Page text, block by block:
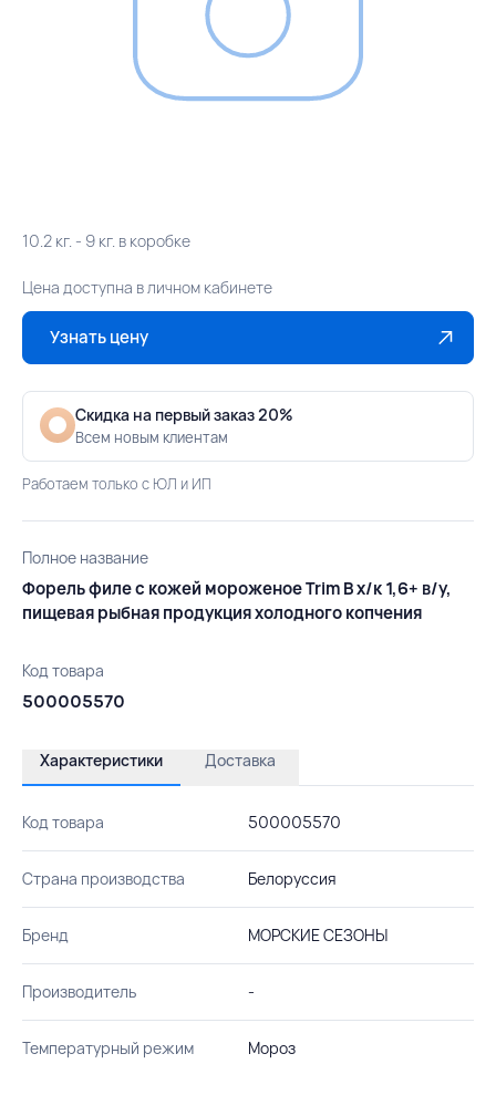
10.2 кг. - 9 кг. в коробке
Цена доступна в личном кабинете
Узнать цену
Скидка на первый заказ 20%
Всем новым клиентам
Работаем только с ЮЛ и ИП
Полное название
Форель филе с кожей мороженое Trim B х/к 1,6+ в/у,
пищевая рыбная продукция холодного копчения
Код товара
500005570
Характеристики Доставка
Код товара 500005570
Страна производства Белоруссия
Бренд МОРСКИЕ СЕЗОНЫ
Производитель -
Температурный режим Мороз